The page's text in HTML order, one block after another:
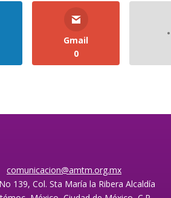
Gmail
0
comunicacion@amtm.org.mx
139, Col. Sta María la Ribera Alcaldía